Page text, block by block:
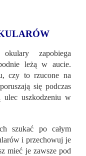
zapobiega
leżą w aucie.
czy to rzucone na
się podczas
uszkodzeniu w
szukać po całym
i przechowuj je
mieć je zawsze pod